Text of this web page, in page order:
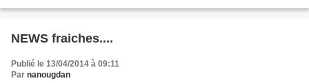
NEWS fraiches....
Publié le 13/04/2014 à 09:11
Par nanougdan